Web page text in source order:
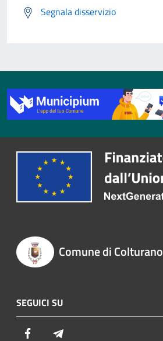
Segnala disservizio
Comune di Colturano
SEGUICI SU
Facebook